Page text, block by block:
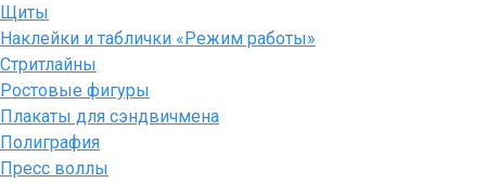
Щиты
Наклейки и таблички «Режим работы»
Стритлайны
Ростовые фигуры
Плакаты для сэндвичмена
Полиграфия
Пресс воллы